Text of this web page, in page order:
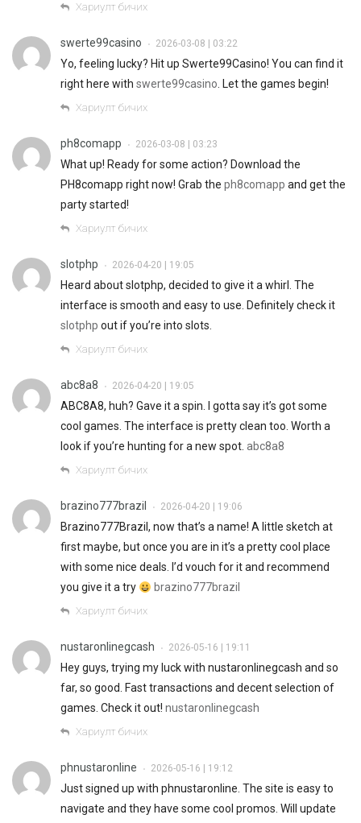
Хариулт бичих
swerte99casino • 2026-03-08 | 03:22
Yo, feeling lucky? Hit up Swerte99Casino! You can find it
right here with swerte99casino. Let the games begin!
Хариулт бичих
ph8comapp • 2026-03-08 | 03:23
What up! Ready for some action? Download the
PH8comapp right now! Grab the ph8comapp and get the
party started!
Хариулт бичих
slotphp • 2026-04-20 | 19:05
Heard about slotphp, decided to give it a whirl. The
interface is smooth and easy to use. Definitely check it
slotphp out if you’re into slots.
Хариулт бичих
abc8a8 • 2026-04-20 | 19:05
ABC8A8, huh? Gave it a spin. I gotta say it’s got some
cool games. The interface is pretty clean too. Worth a
look if you’re hunting for a new spot. abc8a8
Хариулт бичих
brazino777brazil • 2026-04-20 | 19:06
Brazino777Brazil, now that’s a name! A little sketch at
first maybe, but once you are in it’s a pretty cool place
with some nice deals. I’d vouch for it and recommend
you give it a try
brazino777brazil
Хариулт бичих
nustaronlinegcash • 2026-05-16 | 19:11
Hey guys, trying my luck with nustaronlinegcash and so
far, so good. Fast transactions and decent selection of
games. Check it out! nustaronlinegcash
Хариулт бичих
phnustaronline • 2026-05-16 | 19:12
Just signed up with phnustaronline. The site is easy to
navigate and they have some cool promos. Will update